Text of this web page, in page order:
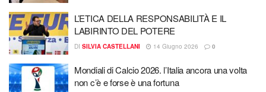
L’ETICA DELLA RESPONSABILITÀ E IL
LABIRINTO DEL POTERE
DI SILVIA CASTELLANI 14 Giugno 2026 0
Mondiali di Calcio 2026. l’Italia ancora una volta
non c’è e forse è una fortuna